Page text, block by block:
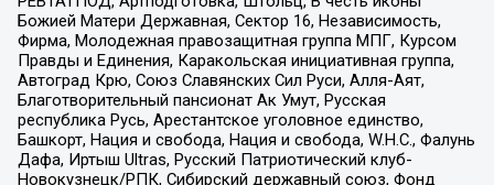
Божией Матери Державная, Сектор 16, Независимость,
Фирма, Молодежная правозащитная группа МПГ, Курсом
Правды и Единения, Каракольская инициативная группа,
Автоград Крю, Союз Славянских Сил Руси, Алля-Аят,
Благотворительный пансионат Ак Умут, Русская
республика Русь, Арестантское уголовное единство,
Башкорт, Нация и свобода, Нация и свобода, W.H.С., Фалунь
Дафа, Иртыш Ultras, Русский Патриотический клуб-
Новокузнецк/РПК, Сибирский державный союз, Фонд